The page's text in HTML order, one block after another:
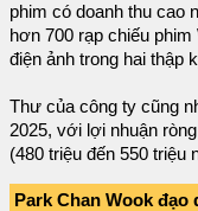
phim có doanh thu cao
hơn 700 rạp chiếu
điện ảnh trong hai thập
Thư của công ty cũng
2025, với lợi nhuận
(480 triệu đến 550 triệu
Park Chan Wook đạo